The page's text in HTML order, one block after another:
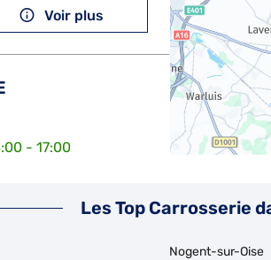
Voir plus
- 17:00
Les Top Carrosserie
Nogent-sur-Oise